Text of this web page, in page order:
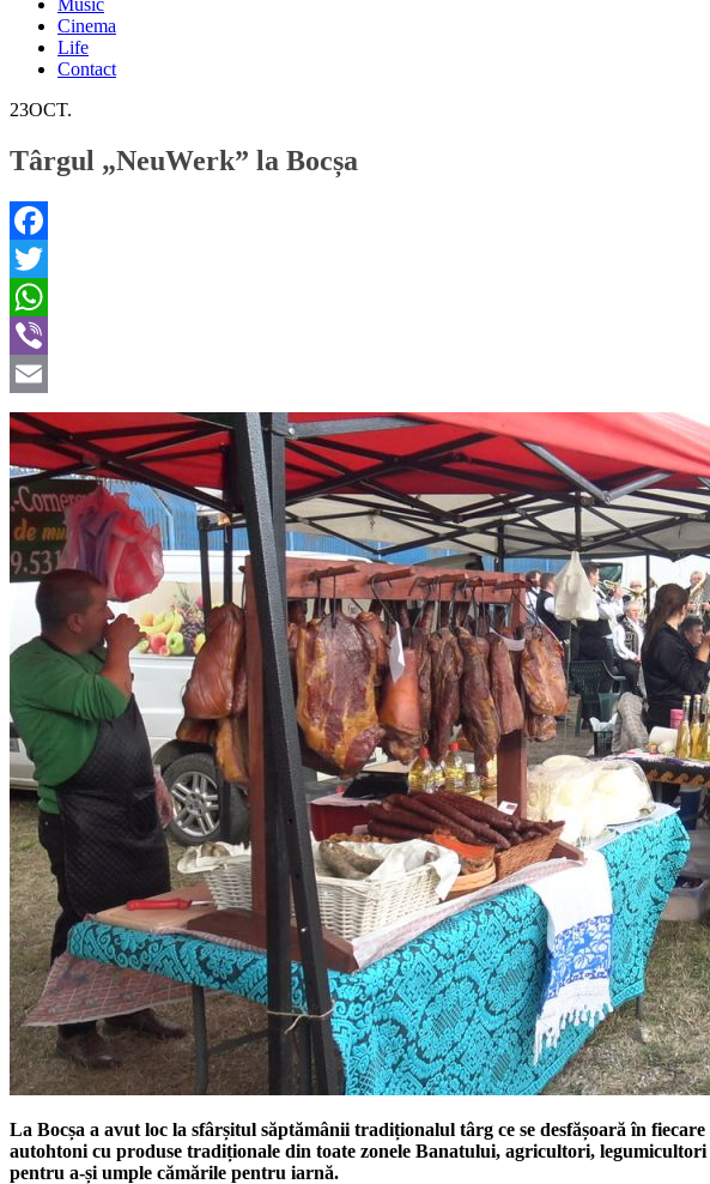
Music
Cinema
Life
Contact
23OCT.
Târgul „NeuWerk” la Bocșa
Facebook
Twitter
WhatsApp
Viber
Email
La Bocșa a avut loc la sfârșitul săptămânii tradiționalul târg ce se desfășoară în
autohtoni cu produse tradiționale din toate zonele Banatului, agricultori,
pentru a-și umple cămările pentru iarnă.